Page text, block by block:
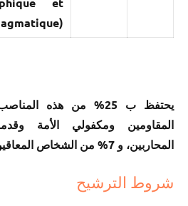
يحتفظ ب 25% من هذه
المقاومين ومكفولي الأمة
المحاربين، و 7% من الشخاص المعاقين.
شروط الترشيح